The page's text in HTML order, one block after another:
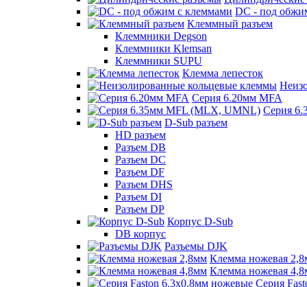
DC - под
Клеммный разъем
Клеммники Degson
Клеммники Klemsan
Клеммники SUPU
Клемма лепесток
Серия 6.20мм MFA
Серия
D-Sub разъем
HD разъем
Разъем DB
Разъем DC
Разъем DF
Разъем DHS
Разъем DI
Разъем DP
Корпус D-Sub
DB корпус
Разъемы DJK
Клемма ножевая
Клемма ножевая
Серия